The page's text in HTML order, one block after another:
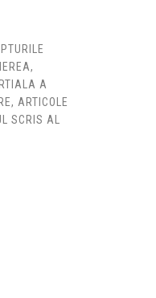
A
ARTICOLE
SCRIS AL